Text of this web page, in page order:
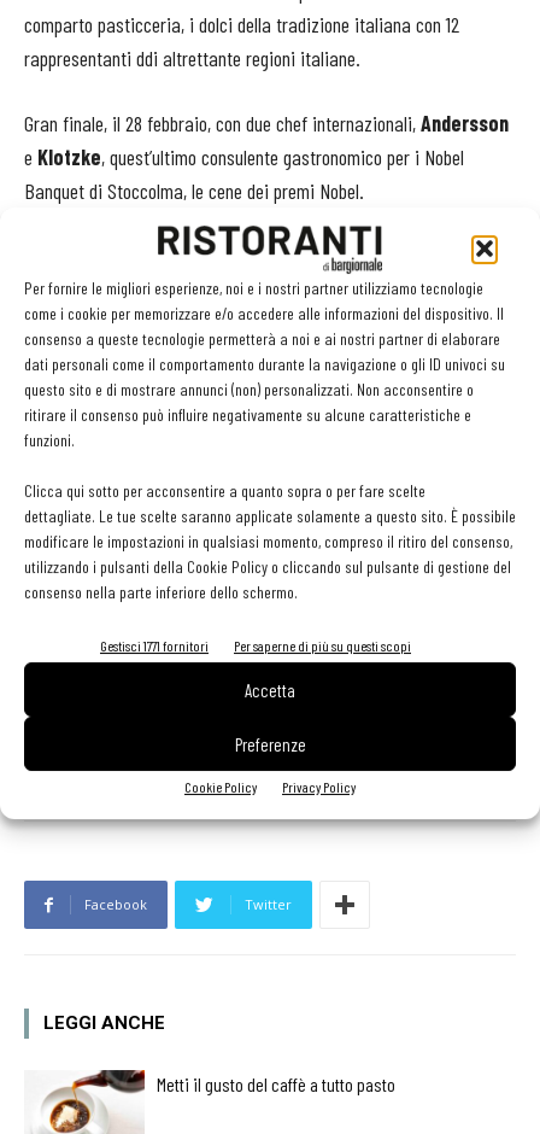
Per fornire le migliori esperienze, noi e i nostri partner utilizziamo tecnologie
come i cookie per memorizzare e/o accedere alle informazioni del dispositivo. Il
consenso a queste tecnologie permetterà a noi e ai nostri partner di elaborare
dati personali come il comportamento durante la navigazione o gli ID univoci su
questo sito e di mostrare annunci (non) personalizzati. Non acconsentire o
ritirare il consenso può influire negativamente su alcune caratteristiche e
funzioni.
Clicca qui sotto per acconsentire a quanto sopra o per fare scelte
dettagliate. Le tue scelte saranno applicate solamente a questo sito. È possibile
modificare le impostazioni in qualsiasi momento, compreso il ritiro del consenso,
utilizzando i pulsanti della Cookie Policy o cliccando sul pulsante di gestione del
consenso nella parte inferiore dello schermo.
Gestisci 1771 fornitori Per saperne di più su questi scopi
Accetta
Preferenze
Cookie Policy Privacy Policy
comparto pasticceria, i dolci della tradizione italiana con 12
rappresentanti ddi altrettante regioni italiane.
Gran finale, il 28 febbraio, con due chef internazionali,Andersson
e Klotzke, quest’ultimo consulente gastronomico per i Nobel
Banquet di Stoccolma, le cene dei premi Nobel.
– spiega il project manager di ExpoCook,
Fabio
Sciortino -i visitatori registrati sono stati oltre 30mila. Puntiamo a
superare questa cifra. Per la prima volta la nostra manifestazione si
aprirà a una platea internazionale: avremo con noi importanti realtà
provenienti da paesi come la Spagna, la Germania e il Canada. Sarà
una grande occasione per confrontarsi e per mostrare una volta di più
vede come modello in tutto il mondo».
Facebook Twitter
LEGGI ANCHE
Metti il gusto del caffè a tutto pasto